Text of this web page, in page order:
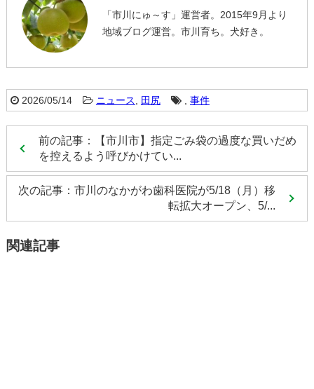
「市川にゅ～す」運営者。2015年9月より
地域ブログ運営。市川育ち。犬好き。
2026/05/14 ニュース 田尻 , 事件
前の記事：【市川市】指定ごみ袋の過度な買いだめ
を控えるよう呼びかけてい...
次の記事：市川のなかがわ歯科医院が5/18（月）移
転拡大オープン、5/...
関連記事